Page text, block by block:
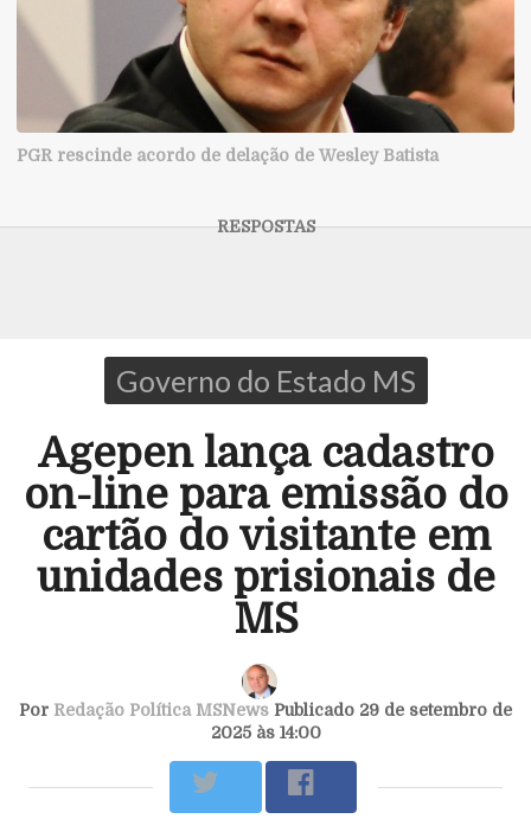
PGR rescinde acordo de delação de Wesley Batista
Governo do Estado MS
Agepen lança cadastro
on-line para emissão do
cartão do visitante em
unidades prisionais de
MS
Por Redação Política MSNews Publicado 29 de setembro de
2025 às 14:00